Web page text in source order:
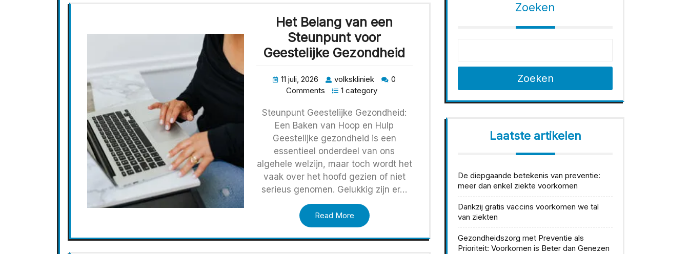
Het Belang van een
Steunpunt voor
Geestelijke Gezondheid
11 juli, 2026 volkskliniek
0
Comments
1 category
Steunpunt Geestelijke Gezondheid:
Een Baken van Hoop en Hulp
Geestelijke gezondheid is een
essentieel onderdeel van ons
algehele welzijn, maar toch wordt het
vaak over het hoofd gezien of niet
serieus genomen. Gelukkig zijn er…
Read More
Zoeken
Zoeken
Laatste artikelen
De diepgaande betekenis van preventie:
meer dan enkel ziekte voorkomen
Dankzij gratis vaccins voorkomen we tal
van ziekten
Gezondheidszorg met Preventie als
Prioriteit: Voorkomen is Beter dan Genezen